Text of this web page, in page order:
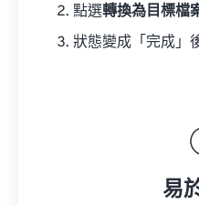
點選轉換為目標檔
狀態變成「完成」
易